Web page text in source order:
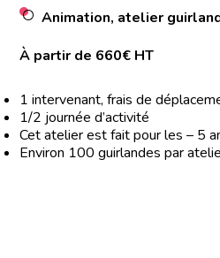
Animation, atelier
À partir de 660€ HT
1 intervenant, frais de
1/2 journée d’activité
Cet atelier est fait pour les – 5
Environ 100 guirlandes par